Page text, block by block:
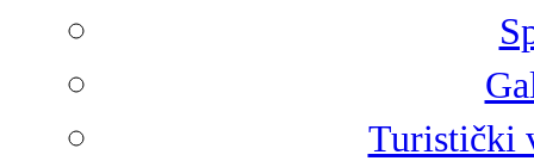
Turistički